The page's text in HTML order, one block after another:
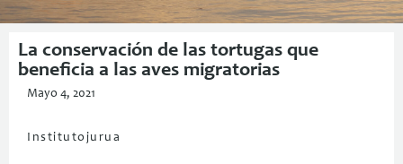
La conservación de las tortugas que
beneficia a las aves migratorias
Mayo 4, 2021
Institutojurua